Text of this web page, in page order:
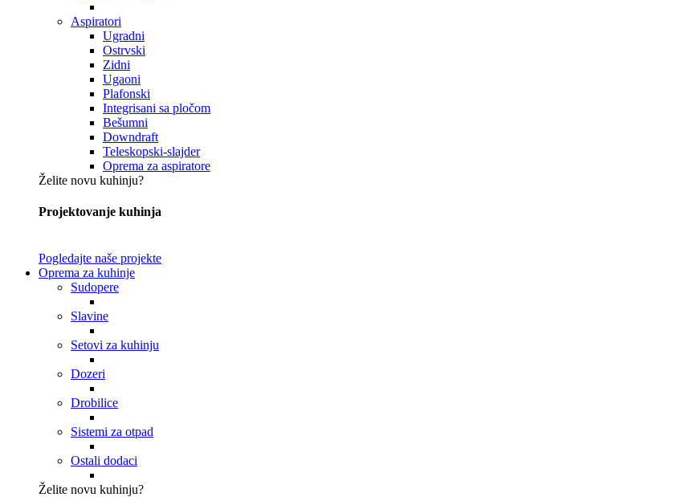
Aspiratori
Ugradni
Ostrvski
Zidni
Ugaoni
Plafonski
Integrisani sa pločom
Bešumni
Downdraft
Teleskopski-slajder
Oprema za aspiratore
Želite novu kuhinju?
Projektovanje kuhinja
Pogledajte naše projekte
Oprema za kuhinje
Sudopere
Slavine
Setovi za kuhinju
Dozeri
Drobilice
Sistemi za otpad
Ostali dodaci
Želite novu kuhinju?